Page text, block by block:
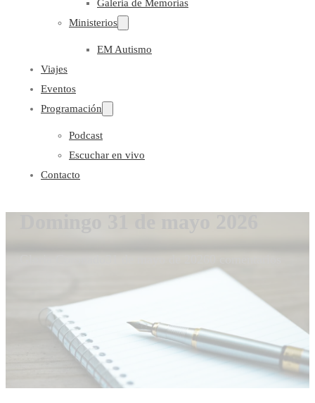
Galeria de Memorias
Ministerios
EM Autismo
Viajes
Eventos
Programación
Podcast
Escuchar en vivo
Contacto